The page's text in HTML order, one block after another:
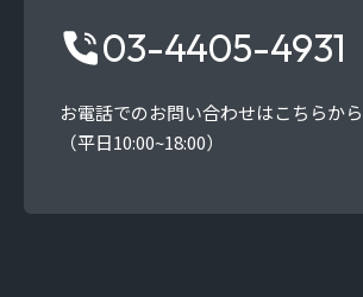
03-4405-4931
お電話でのお問い合わせはこちらから
（平日10:00~18:00）